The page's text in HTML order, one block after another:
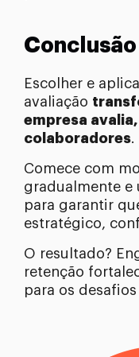
Conclusão
Escolher e
avaliação
empresa
colaboradores.
Comece com
gradualmente e
para garantir
estratégico,
O resultado?
retenção
para os